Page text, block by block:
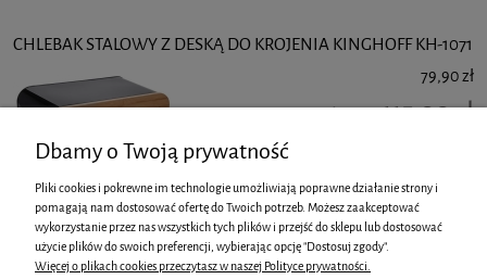
CHLEBAK STALOWY Z DESKĄ DO KROJENIA KINGHOFF KH-1071
79,90 zł
Cena regularna:115,00 zł
przed obniżką:
DO KOSZYKA
Dbamy o Twoją prywatność
Pliki cookies i pokrewne im technologie umożliwiają poprawne działanie strony i
pomagają nam dostosować ofertę do Twoich potrzeb. Możesz zaakceptować
wykorzystanie przez nas wszystkich tych plików i przejść do sklepu lub dostosować
użycie plików do swoich preferencji, wybierając opcję "Dostosuj zgody".
Więcej o plikach cookies przeczytasz w naszej Polityce prywatności.